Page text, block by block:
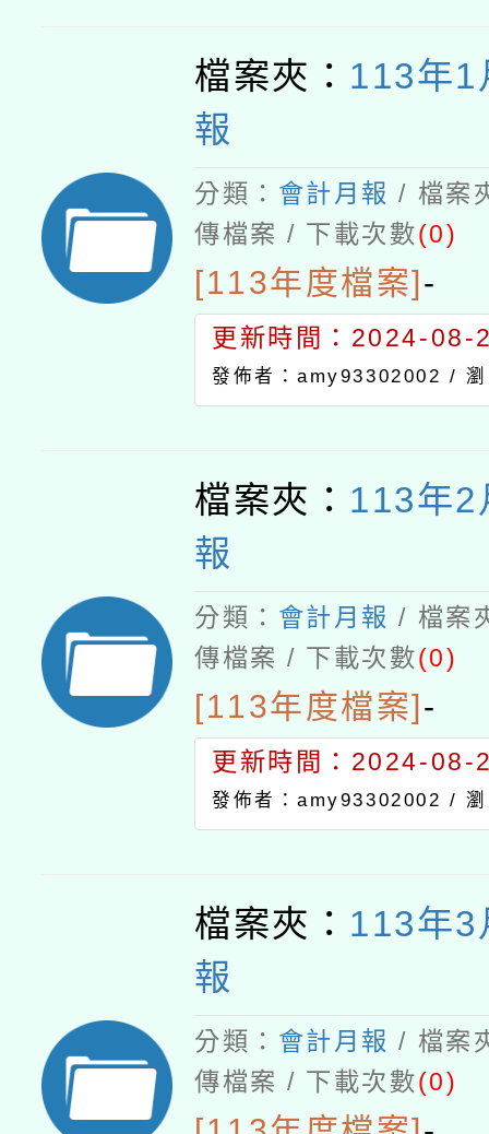
檔案夾： 113年1
報
分類： 會計月報 / 檔案
傳檔案 / 下載次數(0)
[113年度檔案] -
更新時間：2024-08-
發佈者：amy93302002 /
檔案夾： 113年2
報
分類： 會計月報 / 檔案
傳檔案 / 下載次數(0)
[113年度檔案] -
更新時間：2024-08-
發佈者：amy93302002 /
檔案夾： 113年3
報
分類： 會計月報 / 檔案
傳檔案 / 下載次數(0)